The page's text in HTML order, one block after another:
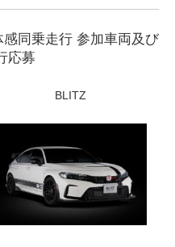
同乗走行 参加車両及び
応募
BLITZ